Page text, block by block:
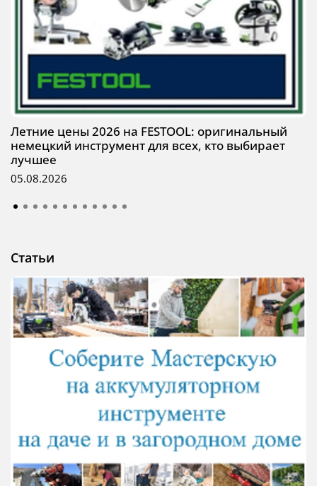
Летние цены 2026 на FESTOOL: оригинальный
немецкий инструмент для всех, кто выбирает
лучшее
05.08.2026
Статьи